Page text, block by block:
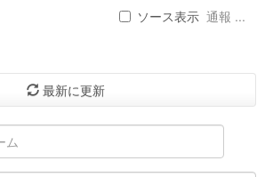
ソース表示 通報 ...
最新に更新